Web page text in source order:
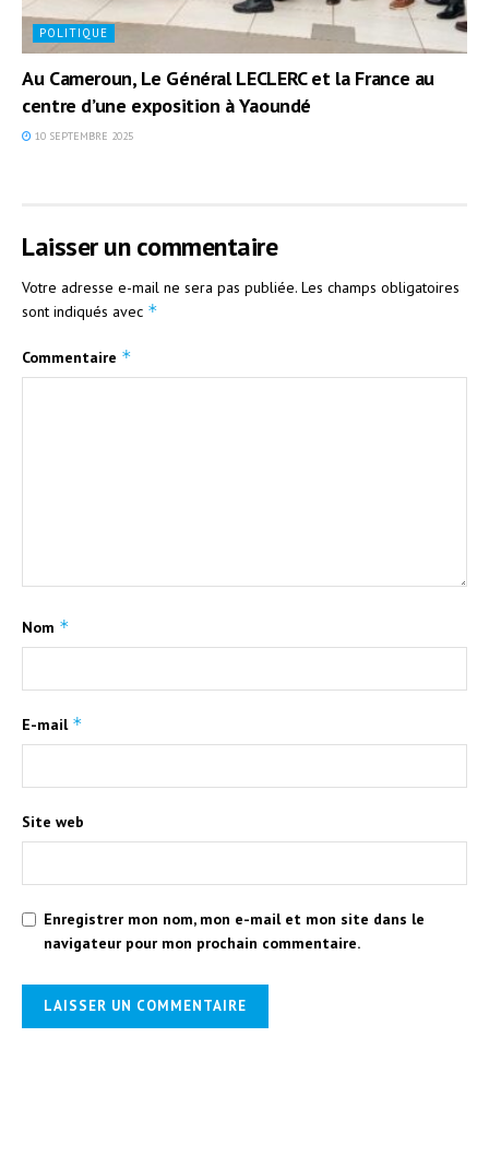
POLITIQUE
Au Cameroun, Le Général LECLERC et la France au
centre d’une exposition à Yaoundé
10 SEPTEMBRE 2025
Laisser un commentaire
Votre adresse e-mail ne sera pas publiée. Les champs obligatoires
sont indiqués avec *
Commentaire *
Nom *
E-mail *
Site web
Enregistrer mon nom, mon e-mail et mon site dans le
navigateur pour mon prochain commentaire.